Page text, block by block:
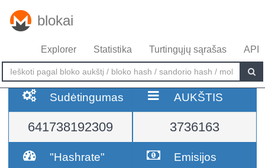
blokai
Explorer Statistika Turtingųjų sąrašas API
Sudėtingumas
641738192309
AUKŠTIS
3736163
"Hashrate" Emisijos